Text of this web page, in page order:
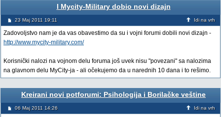
I Mycity-Military dobio novi dizajn
23 Maj 2011 19:11 Idi na vrh
Zadovoljstvo nam je da vas obavestimo da su i vojni forumi dobili novi dizajn -
http://www.mycity-military.com/
Korisnički nalozi na vojnom delu foruma još uvek nisu "povezani" sa nalozima
na glavnom delu MyCity-ja - ali očekujemo da u narednih 10 dana i to rešimo.
Kreirani novi potforumi: Psihologija i Borilačke veštine
06 Maj 2011 14:26 Idi na vrh